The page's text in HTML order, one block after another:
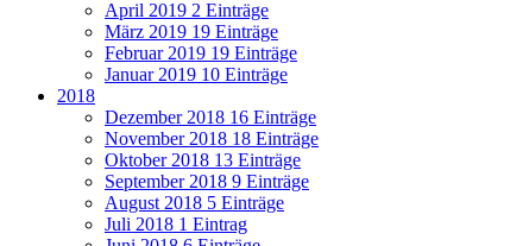
April 2019 2 Einträge
März 2019 19 Einträge
Februar 2019 19 Einträge
Januar 2019 10 Einträge
2018
Dezember 2018 16 Einträge
November 2018 18 Einträge
Oktober 2018 13 Einträge
September 2018 9 Einträge
August 2018 5 Einträge
Juli 2018 1 Eintrag